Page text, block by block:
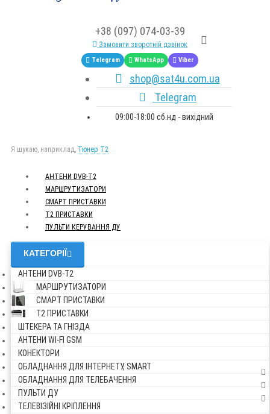
+38 (097) 074-03-39
Замовити зворотній дзвінок
Telegram WhatsApp Viber
shop@sat4u.com.ua
Telegram
09:00-18:00 сб.нд - вихідний
Я шукаю, наприклад, Тюнер T2
АНТЕНИ DVB-Т2
МАРШРУТИЗАТОРИ
СМАРТ ПРИСТАВКИ
Т2 ПРИСТАВКИ
ПУЛЬТИ КЕРУВАННЯ ДУ
КАТЕГОРІЇ
АНТЕНИ DVB-Т2
МАРШРУТИЗАТОРИ
СМАРТ ПРИСТАВКИ
Т2 ПРИСТАВКИ
ШТЕКЕРА ТА ГНІЗДА
АНТЕНИ WI-FI GSM
КОНЕКТОРИ
ОБЛАДНАННЯ ДЛЯ ІНТЕРНЕТУ, SMART
ОБЛАДНАННЯ ДЛЯ ТЕЛЕБАЧЕННЯ
ПУЛЬТИ ДУ
ТЕЛЕВІЗІЙНІ КРІПЛЕННЯ